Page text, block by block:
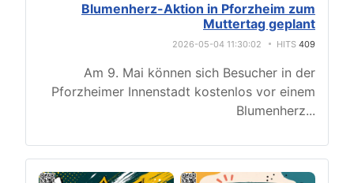
Blumenherz-Aktion in Pforzheim zum
Muttertag geplant
2026-05-04 11:30:02 HITS 409
Am 9. Mai können sich Besucher in der
Pforzheimer Innenstadt kostenlos vor einem
Blumenherz...